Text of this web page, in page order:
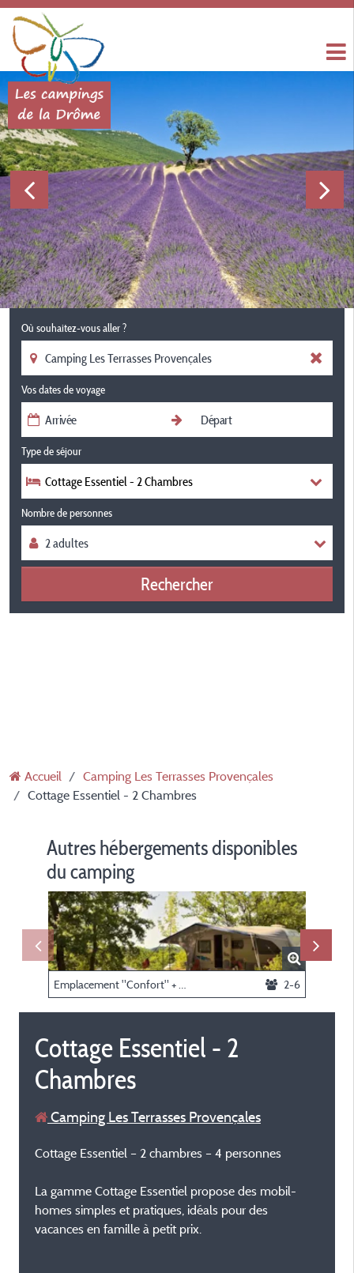
Où souhaitez-vous aller ?
Vos dates de voyage
Type de séjour
Cottage Essentiel - 2 Chambres
Nombre de personnes
Rechercher
Accueil
Camping Les Terrasses Provençales
Cottage Essentiel - 2 Chambres
Autres hébergements disponibles
du camping
2-6
Cottage Essentiel - 2
Chambres
Camping Les Terrasses Provençales
Cottage Essentiel – 2 chambres – 4 personnes
La gamme Cottage Essentiel propose des mobil-
homes simples et pratiques, idéals pour des
vacances en famille à petit prix.